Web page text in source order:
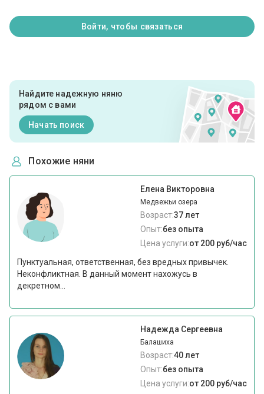
Войти, чтобы связаться
Найдите надежную няню
рядом с вами
Начать поиск
Похожие няни
Елена Викторовна
Медвежьи озера
Возраст:37 лет
Опыт:без опыта
Цена услуги:от 200 руб/час
Пунктуальная, ответственная, без вредных привычек.
Неконфликтная. В данный момент нахожусь в
декретном...
Надежда Сергеевна
Балашиха
Возраст:40 лет
Опыт:без опыта
Цена услуги:от 200 руб/час